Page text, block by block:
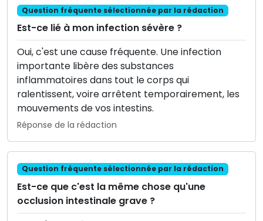
Question fréquente sélectionnée par la rédaction
Est-ce lié à mon infection sévère ?
Oui, c'est une cause fréquente. Une infection
importante libère des substances
inflammatoires dans tout le corps qui
ralentissent, voire arrêtent temporairement, les
mouvements de vos intestins.
Réponse de la rédaction
Question fréquente sélectionnée par la rédaction
Est-ce que c'est la même chose qu'une
occlusion intestinale grave ?